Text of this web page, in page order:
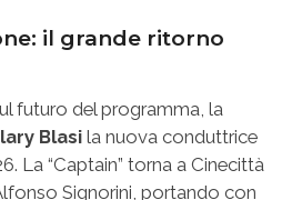
il grande ritorno
futuro del programma, la
Blasi la nuova conduttrice
La “Captain” torna a Cinecittà
Signorini, portando con